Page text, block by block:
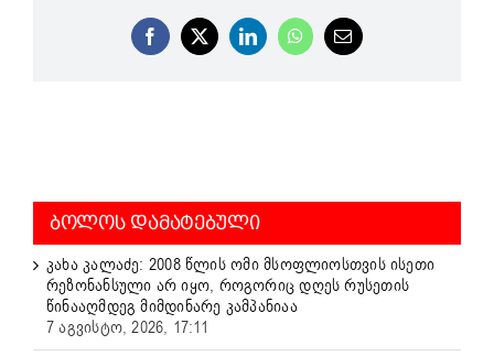
Facebook
X LinkedInWhatsApp
Email
ᲑᲝᲚᲝᲡ ᲓᲐᲛᲐᲢᲔᲑᲣᲚᲘ
კახა კალაძე: 2008 წლის ომი მსოფლიოსთვის ისეთი
რეზონანსული არ იყო, როგორიც დღეს რუსეთის
წინააღმდეგ მიმდინარე კამპანიაა
7 აგვისტო, 2026, 17:11